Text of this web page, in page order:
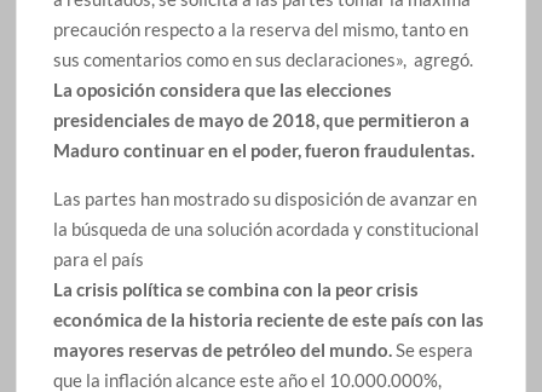
precaución respecto a la reserva del mismo, tanto en
sus comentarios como en sus declaraciones», agregó.
La oposición considera que las elecciones
presidenciales de mayo de 2018, que permitieron a
Maduro continuar en el poder, fueron fraudulentas.
Las partes han mostrado su disposición de avanzar en
la búsqueda de una solución acordada y constitucional
para el país
La crisis política se combina con la peor crisis
económica de la historia reciente de este país con las
mayores reservas de petróleo del mundo.Se espera
que la inflación alcance este año el 10.000.000%,